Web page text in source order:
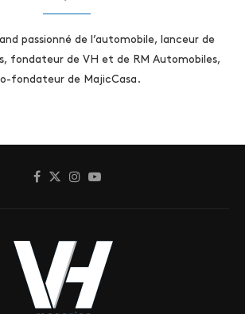
passionné de l’automobile, lanceur de
fondateur de VH et de RM Automobiles,
fondateur de MajicCasa.